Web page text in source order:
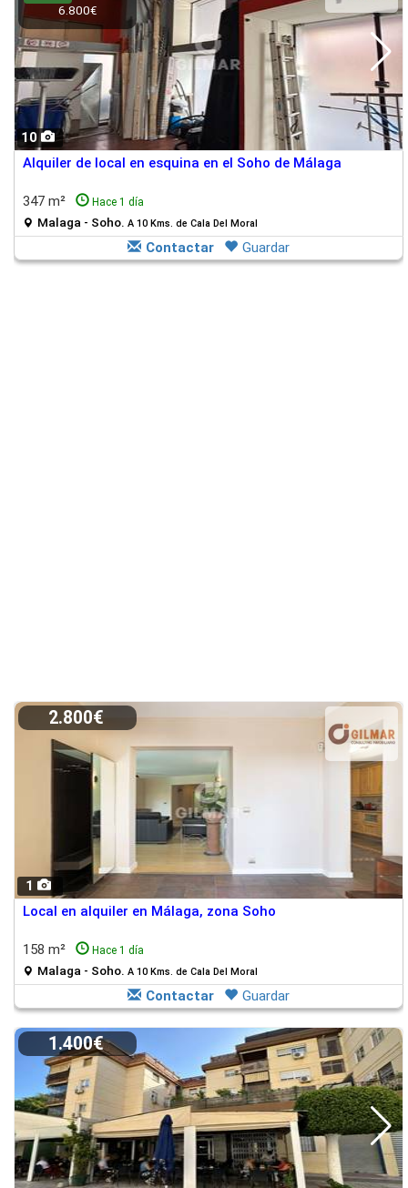
10
6.800€
Alquiler de local en esquina en el Soho de Málaga
347 m² Hace 1 día
Malaga - Soho. A 10 Kms. de Cala Del Moral
Contactar Guardar
1
2.800€
Local en alquiler en Málaga, zona Soho
158 m² Hace 1 día
Malaga - Soho. A 10 Kms. de Cala Del Moral
Contactar Guardar
1.400€